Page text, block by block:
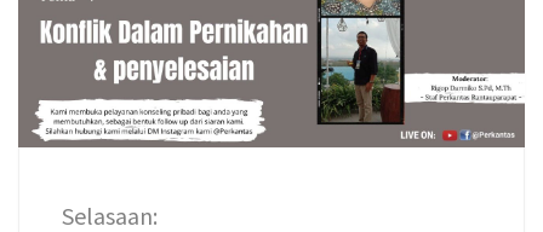
Selasaan: